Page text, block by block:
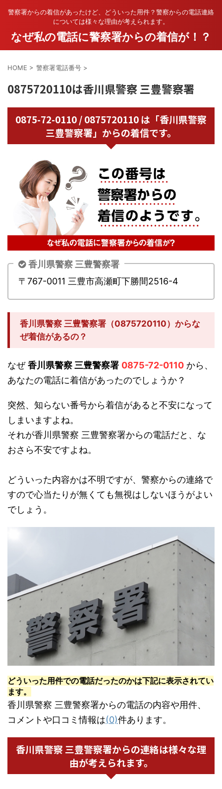
警察署からの着信があったけど、どういった用件？警察からの電話連絡
については様々な理由が考えられます。
なぜ私の電話に警察署からの着信が！？
HOME > 警察署電話番号 >
0875720110は香川県警察 三豊警察署
0875-72-0110 / 0875720110 は「香川県警察
三豊警察署」からの着信です。
香川県警察 三豊警察署
〒767-0011 三豊市高瀬町下勝間2516-4
香川県警察 三豊警察署（0875720110）からな
ぜ着信があるの？
なぜ香川県警察 三豊警察署 0875-72-0110 から、
あなたの電話に着信があったのでしょうか？
突然、知らない番号から着信があると不安になって
しまいますよね。
それが香川県警察 三豊警察署からの電話だと、な
おさら不安ですよね。
どういった内容かは不明ですが、警察からの連絡で
すので心当たりが無くても無視はしないほうがよい
でしょう。
どういった用件での電話だったのかは下記に表示されてい
ます。
香川県警察 三豊警察署からの電話の内容や用件、
コメントや口コミ情報は(0)件あります。
香川県警察 三豊警察署からの連絡は様々な理
由が考えられます。